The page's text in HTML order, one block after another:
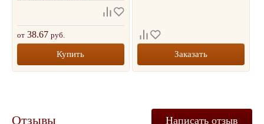
от 38.67 руб.
Купить Заказать
Отзывы Написать отзыв